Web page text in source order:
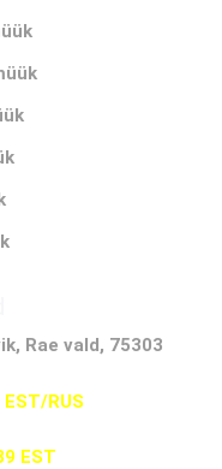
Rae vald, 75303
RUS
EST